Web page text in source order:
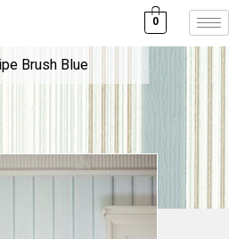
0
Brush Blue